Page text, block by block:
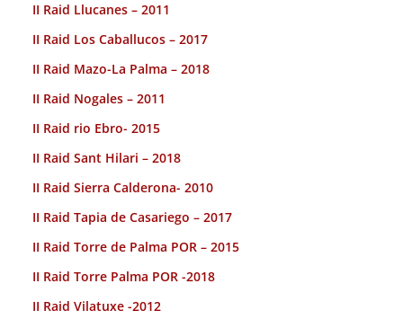
II Raid Llucanes – 2011
II Raid Los Caballucos – 2017
II Raid Mazo-La Palma – 2018
II Raid Nogales – 2011
II Raid rio Ebro- 2015
II Raid Sant Hilari – 2018
II Raid Sierra Calderona- 2010
II Raid Tapia de Casariego – 2017
II Raid Torre de Palma POR – 2015
II Raid Torre Palma POR -2018
II Raid Vilatuxe -2012